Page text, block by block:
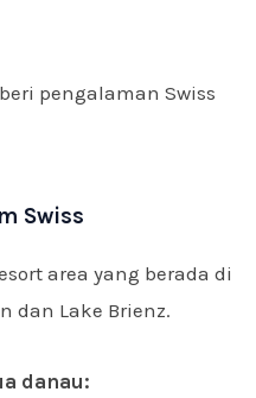
pengalaman Swiss
Swiss
area yang berada di
dan Lake Brienz.
danau: